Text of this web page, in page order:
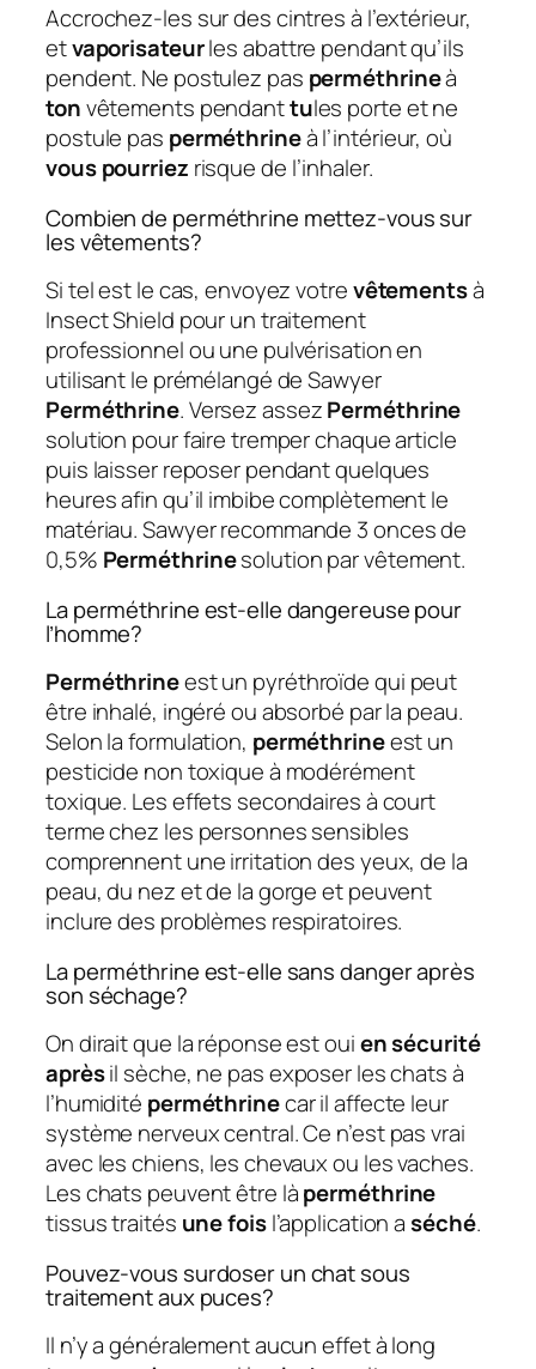
Accrochez-les sur des cintres à l’extérieur,
etvaporisateurles abattre pendant qu’ils
pendent. Ne postulez pas perméthrineà
tonvêtements pendanttules porte et ne
postule pas perméthrineà l’intérieur, où
vous pourriez risque de l’inhaler.
Combien de perméthrine mettez-vous sur
les vêtements?
Si tel est le cas, envoyez votrevêtementsà
Insect Shield pour un traitement
professionnel ou une pulvérisation en
utilisant le prémélangé de Sawyer
Perméthrine. Versez assezPerméthrine
solution pour faire tremper chaque article
puis laisser reposer pendant quelques
heures afin qu’il imbibe complètement le
matériau. Sawyer recommande 3 onces de
0,5% Perméthrinesolution par vêtement.
La perméthrine est-elle dangereuse pour
l’homme?
Perméthrineest un pyréthroïde qui peut
être inhalé, ingéré ou absorbé par la peau.
Selon la formulation, perméthrineest un
pesticide non toxique à modérément
toxique. Les effets secondaires à court
terme chez les personnes sensibles
comprennent une irritation des yeux, de la
peau, du nez et de la gorge et peuvent
inclure des problèmes respiratoires.
La perméthrine est-elle sans danger après
son séchage?
On dirait que la réponse est ouien sécurité
aprèsil sèche, ne pas exposer les chats à
l’humidité perméthrinecar il affecte leur
système nerveux central. Ce n’est pas vrai
avec les chiens, les chevaux ou les vaches.
Les chats peuvent être làperméthrine
tissus traités une foisl’application aséché.
Pouvez-vous surdoser un chat sous
traitement aux puces?
Il n’y a généralement aucun effet à long